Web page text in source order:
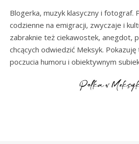
Blogerka, muzyk klasyczny i fotograf.
codzienne na emigracji, zwyczaje i
zabraknie też ciekawostek, anegdot,
chcących odwiedzić Meksyk.
poczucia humoru i obiektywnym